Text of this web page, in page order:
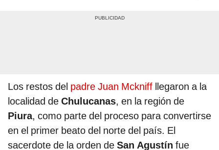
Los restos del padre Juan Mckniff llegaron a la
localidad de Chulucanas, en la región de
Piura, como parte del proceso para convertirse
en el primer beato del norte del país. El
sacerdote de la orden de San Agustín fue